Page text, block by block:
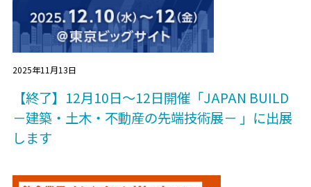
2025年11月13日
【終了】12月10日～12日開催「JAPAN BUILD
－建築・土木・不動産の先端技術展－ 」に出展
します